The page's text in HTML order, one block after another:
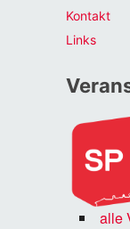
Kontakt
Links
alle